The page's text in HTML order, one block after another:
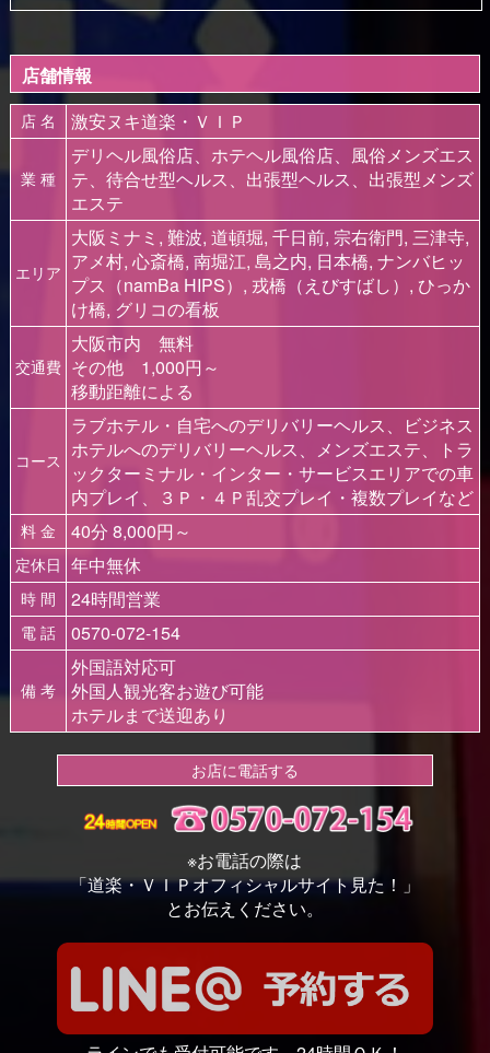
店舗情報
店 名 激安ヌキ道楽・ＶＩＰ
業 種
デリヘル風俗店、ホテヘル風俗店、風俗メンズエス
テ、待合せ型ヘルス、出張型ヘルス、出張型メンズ
エステ
エリア
大阪ミナミ, 難波, 道頓堀, 千日前, 宗右衛門, 三津寺,
アメ村, 心斎橋, 南堀江, 島之内, 日本橋, ナンバヒッ
プス（namBa HIPS）, 戎橋（えびすばし）, ひっか
け橋, グリコの看板
交通費
大阪市内 無料
その他 1,000円～
移動距離による
コース
ラブホテル・自宅へのデリバリーヘルス、ビジネス
ホテルへのデリバリーヘルス、メンズエステ、トラ
ックターミナル・インター・サービスエリアでの車
内プレイ、３Ｐ・４Ｐ乱交プレイ・複数プレイなど
料 金 40分 8,000円～
定休日 年中無休
時 間 24時間営業
電 話 0570-072-154
備 考
外国語対応可
外国人観光客お遊び可能
ホテルまで送迎あり
お店に電話する
※お電話の際は
「道楽・ＶＩＰオフィシャルサイト見た！」
とお伝えください。